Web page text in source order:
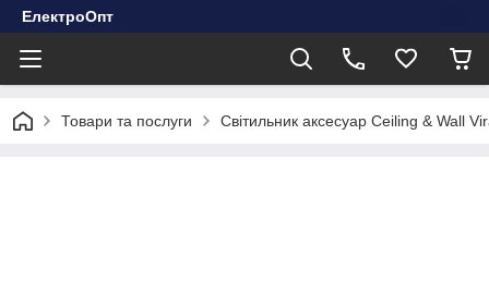
ЕлектроОпт
Товари та послуги Світильник аксесуар Ceiling & Wall